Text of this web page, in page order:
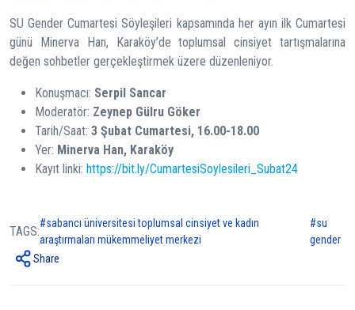
SU Gender Cumartesi Söyleşileri kapsamında her ayın ilk Cumartesi
günü Minerva Han, Karaköy’de toplumsal cinsiyet tartışmalarına
değen sohbetler gerçekleştirmek üzere düzenleniyor.
Konuşmacı: Serpil Sancar
Moderatör: Zeynep Gülru Göker
Tarih/Saat: 3 Şubat Cumartesi, 16.00-18.00
Yer: Minerva Han, Karaköy
Kayıt linki: https://bit.ly/CumartesiSoylesileri_Subat24
TAGS:
sabancı üniversitesi toplumsal cinsiyet ve kadın
araştırmaları mükemmeliyet merkezi
su
gender
Share